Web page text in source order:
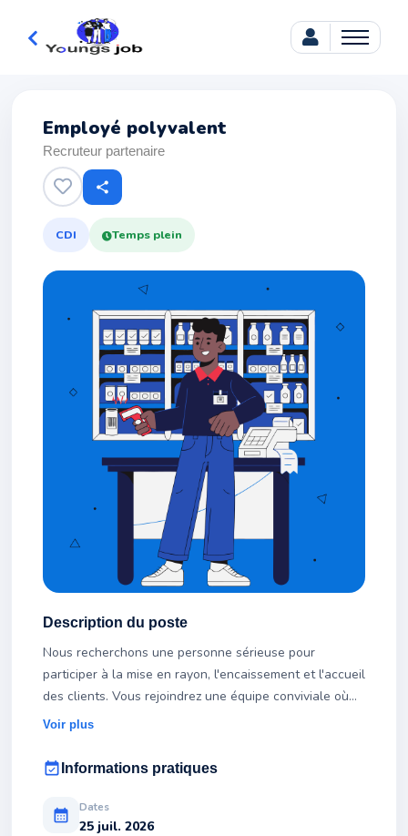
Employé polyvalent
Recruteur partenaire
share
CDI Temps plein
Description du poste
Nous recherchons une personne sérieuse pour
participer à la mise en rayon, l'encaissement et l'accueil
des clients. Vous rejoindrez une équipe conviviale où
chacun est polyvalent.
Voir plus
event_available Informations pratiques
calendar_month Dates
25 juil. 2026